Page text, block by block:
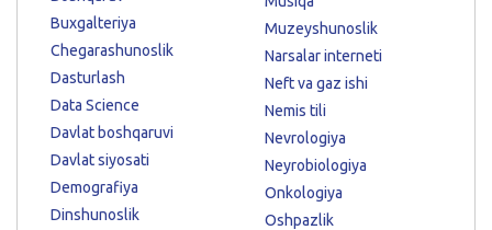
Buxgalteriya
Chegarashunoslik
Dasturlash
Data Science
Davlat boshqaruvi
Davlat siyosati
Demografiya
Dinshunoslik
Muzeyshunoslik
Narsalar interneti
Neft va gaz ishi
Nemis tili
Nevrologiya
Neyrobiologiya
Onkologiya
Oshpazlik